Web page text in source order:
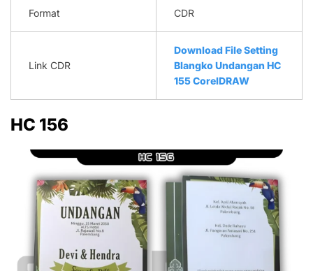
Format CDR
Link CDR
Download File Setting
Blangko Undangan HC
155 CorelDRAW
HC 156